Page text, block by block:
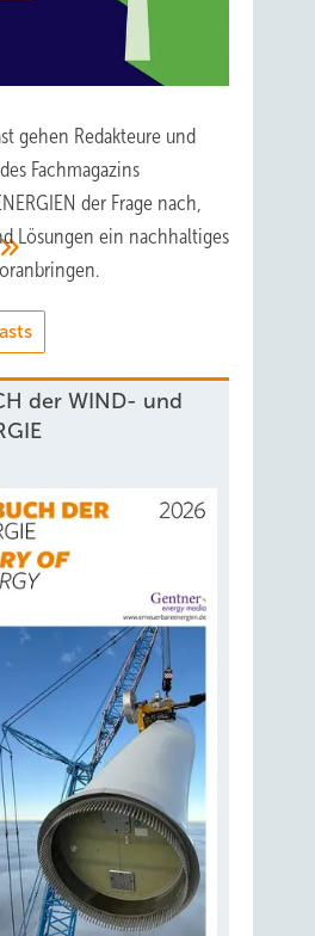
gehen Redakteure und
Fachmagazins
der Frage nach,
Lösungen ein nachhaltiges
der WIND- und